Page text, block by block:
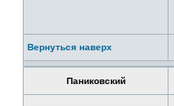
Вернуться наверх
Паниковский